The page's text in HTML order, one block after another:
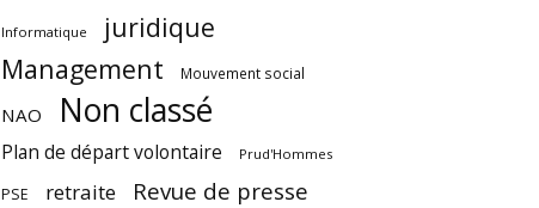
Informatique
juridique
Management
Mouvement social
NAO Non classé
Plan de départ volontaire Prud'Hommes
PSE retraite Revue de presse